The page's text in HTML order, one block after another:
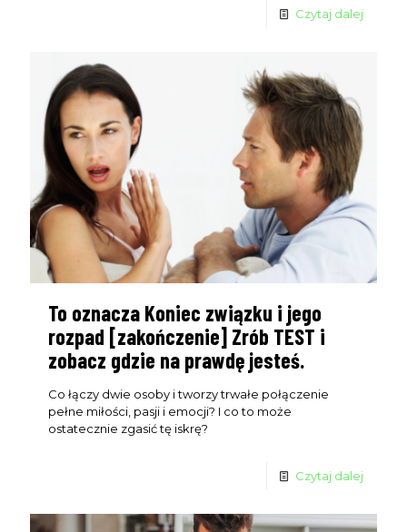
Czytaj dalej
To oznacza Koniec związku i jego
rozpad [zakończenie] Zrób TEST i
zobacz gdzie na prawdę jesteś.
Co łączy dwie osoby i tworzy trwałe połączenie
pełne miłości, pasji i emocji? I co to może
ostatecznie zgasić tę iskrę?
Czytaj dalej